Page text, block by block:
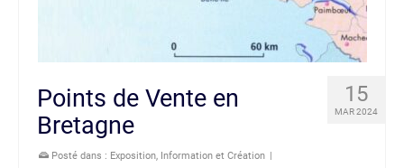
15
MAR 2024
Points de Vente en
Bretagne
Posté dans : Exposition, Information et Création |